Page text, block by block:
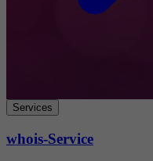
Services
whois-Service